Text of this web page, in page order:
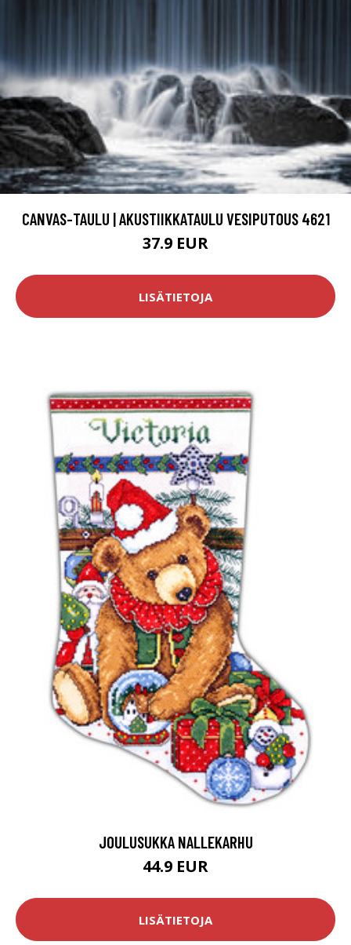
CANVAS-TAULU | AKUSTIIKKATAULU VESIPUTOUS 4621
37.9 EUR
LISÄTIETOJA
JOULUSUKKA NALLEKARHU
44.9 EUR
LISÄTIETOJA